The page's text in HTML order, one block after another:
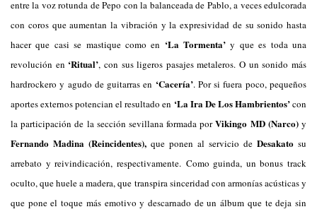
entre la voz rotunda de Pepo con la balanceada de Pablo, a veces edulcorada
con coros que aumentan la vibración y la expresividad de su sonido hasta
hacer que casi se mastique como en ‘La Tormenta’ y que es toda una
revolución en ‘Ritual’, con sus ligeros pasajes metaleros. O un sonido más
hardrockero y agudo de guitarras en ‘Cacería’. Por si fuera poco, pequeños
aportes externos potencian el resultado en ‘La Ira De Los Hambrientos’con
la participación de la sección sevillana formada porVikingo MD (Narco)y
Fernando Madina (Reincidentes), que ponen al servicio de Desakato su
arrebato y reivindicación, respectivamente. Como guinda, un bonus track
oculto, que huele a madera, que transpira sinceridad con armonías acústicas y
que pone el toque más emotivo y descarnado de un álbum que te deja sin